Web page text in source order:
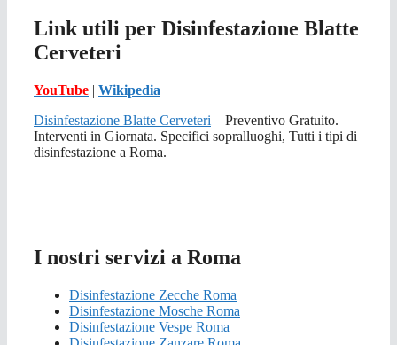
Link utili per Disinfestazione Blatte
Cerveteri
YouTube | Wikipedia
Disinfestazione Blatte Cerveteri – Preventivo Gratuito.
Interventi in Giornata. Specifici sopralluoghi, Tutti i tipi di
disinfestazione a Roma.
I nostri servizi a Roma
Disinfestazione Zecche Roma
Disinfestazione Mosche Roma
Disinfestazione Vespe Roma